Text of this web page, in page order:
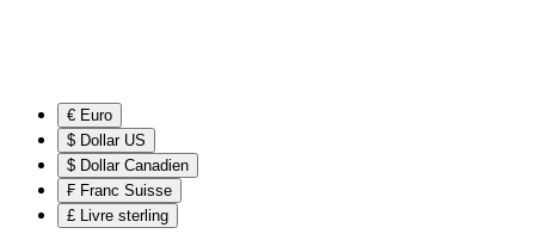
€ Euro
$ Dollar US
$ Dollar Canadien
₣ Franc Suisse
£ Livre sterling